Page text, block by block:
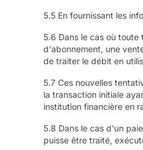
5.5 En fournissant les
5.6 Dans le cas où
d'abonnement, une
de traiter le débit en
5.7 Ces nouvelles
la transaction initiale
institution financière en
5.8 Dans le cas d'un
puisse être traité,